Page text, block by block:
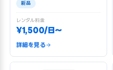
新品
レンタル料金
¥1,500/日〜
詳細を見る